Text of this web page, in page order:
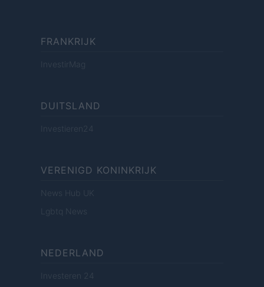
FRANKRIJK
InvestirMag
DUITSLAND
Investieren24
VERENIGD KONINKRIJK
News Hub UK
Lgbtq News
NEDERLAND
Investeren 24